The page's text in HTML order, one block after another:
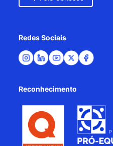
Redes Sociais
Reconhecimento